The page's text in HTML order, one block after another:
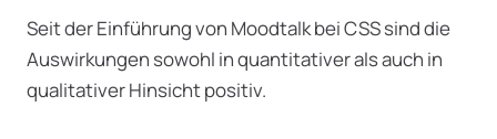
Seit der Einführung von Moodtalk bei CSS sind die
Auswirkungen sowohl in quantitativer als auch in
qualitativer Hinsicht positiv.